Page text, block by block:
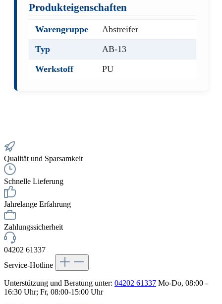
Produkteigenschaften
Warengruppe
Abstreifer
Typ
AB-13
Werkstoff
PU
Qualität und Sparsamkeit
Schnelle Lieferung
Jahrelange Erfahrung
Zahlungssicherheit
04202 61337
Service-Hotline
Unterstützung und Beratung unter: 04202 61337 Mo-Do, 08:00 -
16:30 Uhr; Fr, 08:00-15:00 Uhr